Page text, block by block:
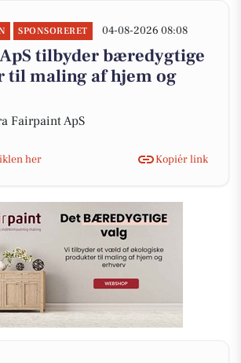
SPONSORERET 04-08-2026 08:08
tilbyder bæredygtige
til maling af hjem og
Fairpaint ApS
her Kopiér link